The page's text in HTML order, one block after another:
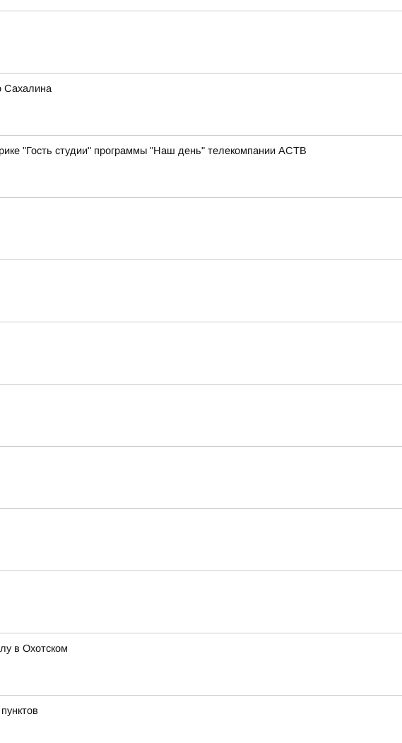
Сахалина
"Гость студии" программы "Наш день" телекомпании АСТВ
в Охотском